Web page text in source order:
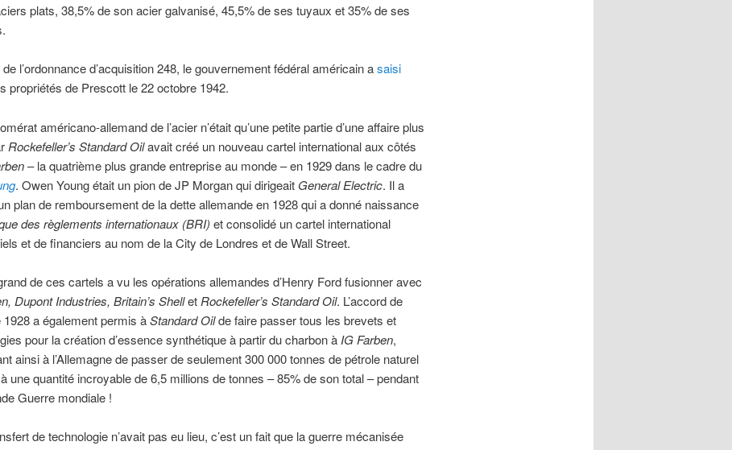
plats, 38,5% de son acier galvanisé, 45,5% de ses tuyaux et 35% de ses
l’ordonnance d’acquisition 248, le gouvernement fédéral américain asaisi
propriétés de Prescott le 22 octobre 1942.
américano-allemand de l’acier n’était qu’une petite partie d’une affaire plus
Rockefeller’s Standard Oilavait créé un nouveau cartel international aux côtés
– la quatrième plus grande entreprise au monde – en 1929 dans le cadre du
. Owen Young était un pion de JP Morgan qui dirigeait General Electric. Il a
plan de remboursement de la dette allemande en 1928 qui a donné naissance
des règlements internationaux (BRI) et consolidé un cartel international
et de financiers au nom de la City de Londres et de Wall Street.
de ces cartels a vu les opérations allemandes d’Henry Ford fusionner avec
Dupont Industries, Britain’s ShelletRockefeller’s Standard Oil. L’accord de
1928 a également permis àStandard Oilde faire passer tous les brevets et
pour la création d’essence synthétique à partir du charbon à IG Farben,
ainsi à l’Allemagne de passer de seulement 300 000 tonnes de pétrole naturel
une quantité incroyable de 6,5 millions de tonnes – 85% de son total – pendant
Guerre mondiale !
de technologie n’avait pas eu lieu, c’est un fait que la guerre mécanisée